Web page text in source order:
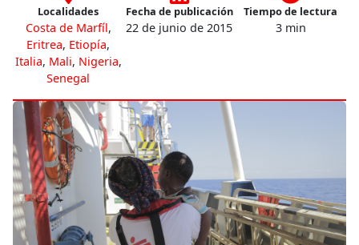
Localidades
Costa de Marfíl,
Eritrea, Etiopía,
Italia, Mali, Nigeria,
Senegal
Fecha de publicación
22 de junio de 2015
Tiempo de lectura
3 min